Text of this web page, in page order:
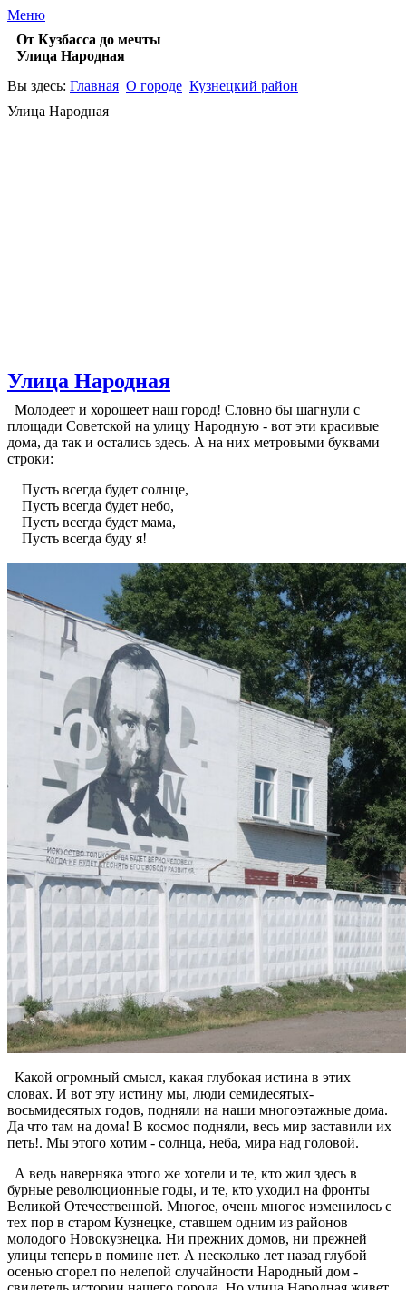
Меню
От Кузбасса до мечты
Улица Народная
Вы здесь: Главная О городе Кузнецкий район
Улица Народная
Улица Народная
Молодеет и хорошеет наш город! Словно бы шагнули с
площади Советской на улицу Народную - вот эти красивые
дома, да так и остались здесь. А на них метровыми буквами
строки:
Пусть всегда будет солнце,
Пусть всегда будет небо,
Пусть всегда будет мама,
Пусть всегда буду я!
Какой огромный смысл, какая глубокая истина в этих
словах. И вот эту истину мы, люди семидесятых-
восьмидесятых годов, подняли на наши многоэтажные дома.
Да что там на дома! В космос подняли, весь мир заставили их
петь!. Мы этого хотим - солнца, неба, мира над головой.
А ведь наверняка этого же хотели и те, кто жил здесь в
бурные революционные годы, и те, кто уходил на фронты
Великой Отечественной. Многое, очень многое изменилось с
тех пор в старом Кузнецке, ставшем одним из районов
молодого Новокузнецка. Ни прежних домов, ни прежней
улицы теперь в помине нет. А несколько лет назад глубой
осенью сгорел по нелепой случайности Народный дом -